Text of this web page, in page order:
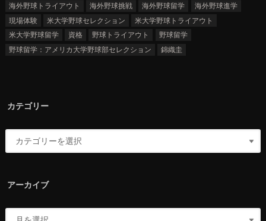
海外野球トライアウト
海外野球挑戦 海外野球留学
海外野球進学
現場体験
米大学野球セレクション
米大学野球トライアウト
米大学野球留学
資格 野球トライアウト
野球留学
野球留学：アメリカ大学野球部セレクション
錦織圭
カテゴリー
アーカイブ